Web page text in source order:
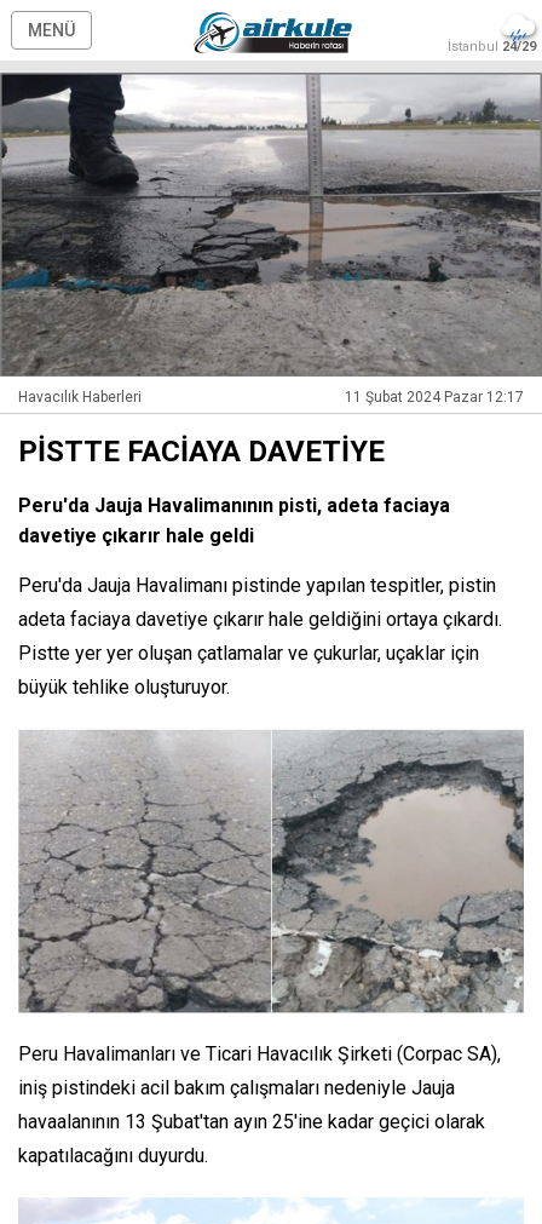
MENÜ
İstanbul 24/29
Havacılık Haberleri 11 Şubat 2024 Pazar 12:17
PİSTTE FACİAYA DAVETİYE
Peru'da Jauja Havalimanının pisti, adeta faciaya
davetiye çıkarır hale geldi
Peru'da Jauja Havalimanı pistinde yapılan tespitler, pistin
adeta faciaya davetiye çıkarır hale geldiğini ortaya çıkardı.
Pistte yer yer oluşan çatlamalar ve çukurlar, uçaklar için
büyük tehlike oluşturuyor.
Peru Havalimanları ve Ticari Havacılık Şirketi (Corpac SA),
iniş pistindeki acil bakım çalışmaları nedeniyle Jauja
havaalanının 13 Şubat'tan ayın 25'ine kadar geçici olarak
kapatılacağını duyurdu.